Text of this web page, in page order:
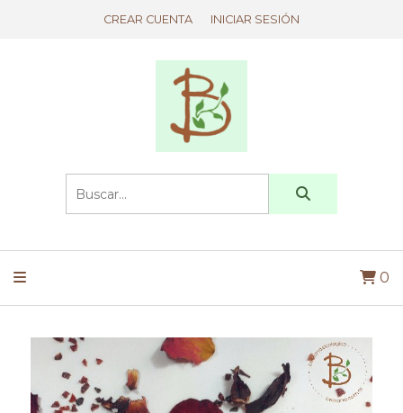
CREAR CUENTA INICIAR SESIÓN
0